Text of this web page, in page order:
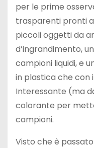
per le prime
trasparenti pronti
piccoli oggetti da
d’ingrandimento,
campioni liquidi, e
in plastica che con
Interessante (ma
colorante per
campioni.
Visto che è